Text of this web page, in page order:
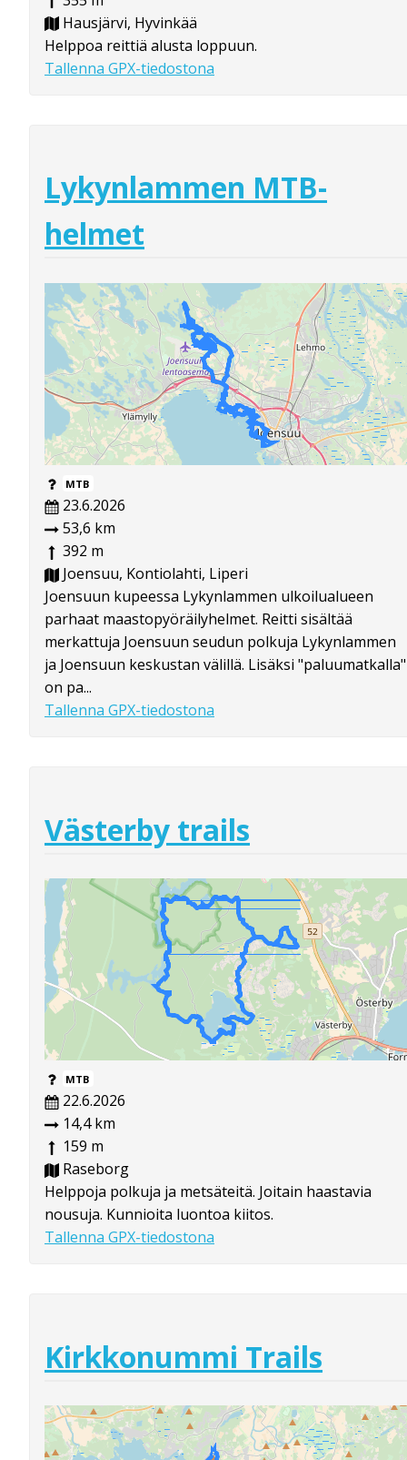
Hausjärvi, Hyvinkää
Helppoa reittiä alusta loppuun.
Tallenna GPX-tiedostona
Lykynlammen MTB-
helmet
MTB
23.6.2026
53,6 km
392 m
Joensuu, Kontiolahti, Liperi
Joensuun kupeessa Lykynlammen ulkoilualueen
parhaat maastopyöräilyhelmet. Reitti sisältää
merkattuja Joensuun seudun polkuja Lykynlammen
ja Joensuun keskustan välillä. Lisäksi "paluumatkalla"
on pa...
Tallenna GPX-tiedostona
Västerby trails
MTB
22.6.2026
14,4 km
159 m
Raseborg
Helppoja polkuja ja metsäteitä. Joitain haastavia
nousuja. Kunnioita luontoa kiitos.
Tallenna GPX-tiedostona
Kirkkonummi Trails